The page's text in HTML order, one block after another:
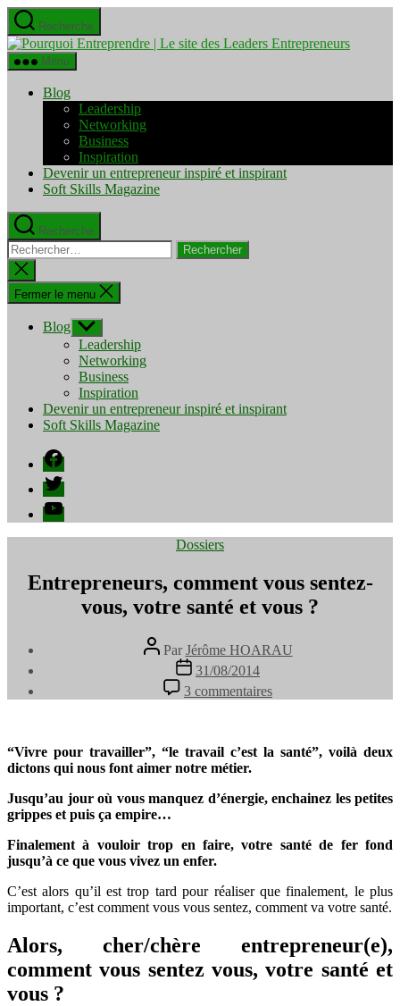
Aller
au
contenu
Recherche
Pourquoi
Menu
Blog
Leadership
Networking
Business
Inspiration
Devenir un entrepreneur inspiré et inspirant
Soft Skills Magazine
Recherche
Rechercher :
Fermer
la
recherche
Fermer le menu
Blog Afficher
le
sous-
menu
Leadership
Networking
Business
Inspiration
Devenir un entrepreneur inspiré et inspirant
Soft Skills Magazine
Facebook
Twitter
YouTube
Catégories
Dossiers
Entrepreneurs, comment vous sentez-
vous, votre santé et vous ?
Auteur
de
l’article
Par Jérôme HOARAU
Date
de
l’article
31/08/2014
3 commentaires
Entrepreneurs,
sentez-
santé
?
“Vivre pour travailler”, “le travail c’est la santé”, voilà deux
dictons qui nous font aimer notre métier.
Jusqu’au jour où vous manquez d’énergie, enchainez les petites
grippes et puis ça empire…
Finalement à vouloir trop en faire, votre santé de fer fond
jusqu’à ce que vous vivez un enfer.
C’est alors qu’il est trop tard pour réaliser que finalement, le plus
important, c’est comment vous vous sentez, comment va votre santé.
Alors, cher/chère entrepreneur(e),
comment vous sentez vous, votre santé et
vous ?